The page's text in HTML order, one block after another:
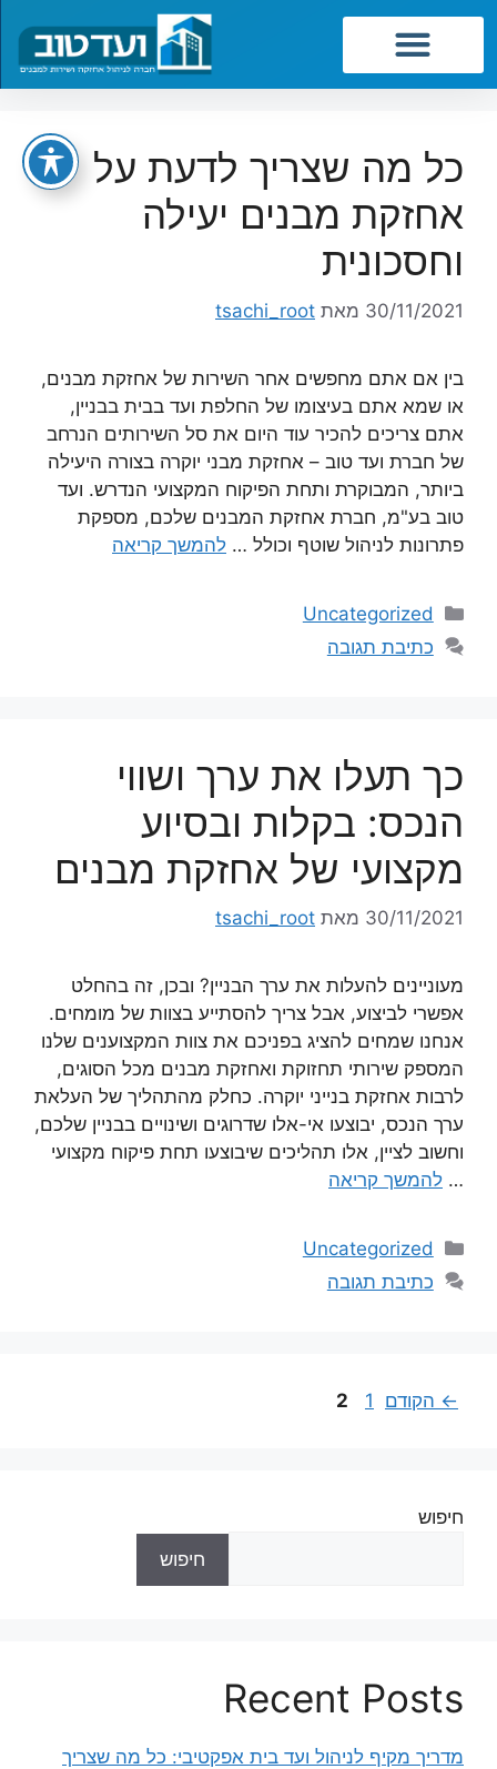
כל מה שצריך לדעת על
אחזקת מבנים יעילה
וחסכונית
30/11/2021 מאת tsachi_root
בין אם אתם מחפשים אחר השירות של אחזקת מבנים,
או שמא אתם בעיצומו של החלפת ועד בבית בבניין,
אתם צריכים להכיר עוד היום את סל השירותים הנרחב
של חברת ועד טוב – אחזקת מבני יוקרה בצורה היעילה
ביותר, המבוקרת ותחת הפיקוח המקצועי הנדרש. ועד
טוב בע"מ, חברת אחזקת המבנים שלכם, מספקת
פתרונות לניהול שוטף וכולל … להמשך קריאה
Uncategorized
כתיבת תגובה
כך תעלו את ערך ושווי
הנכס: בקלות ובסיוע
מקצועי של אחזקת מבנים
30/11/2021 מאת tsachi_root
מעוניינים להעלות את ערך הבניין? ובכן, זה בהחלט
אפשרי לביצוע, אבל צריך להסתייע בצוות של מומחים.
אנחנו שמחים להציג בפניכם את צוות המקצוענים שלנו
המספק שירותי תחזוקת ואחזקת מבנים מכל הסוגים,
לרבות אחזקת בנייני יוקרה. כחלק מהתהליך של העלאת
ערך הנכס, יבוצעו אי-אלו שדרוגים ושינויים בבניין שלכם,
וחשוב לציין, אלו תהליכים שיבוצעו תחת פיקוח מקצועי
… להמשך קריאה
Uncategorized
כתיבת תגובה
← הקודם 1
2
חיפוש
חיפוש
Recent Posts
מדריך מקיף לניהול ועד בית אפקטיבי: כל מה שצריך